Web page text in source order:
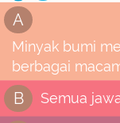
A
Minyak bumi
berbagai
B Semua